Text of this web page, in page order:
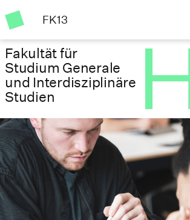
FK13
Fakultät für
Studium Generale
und Interdisziplinäre
Studien